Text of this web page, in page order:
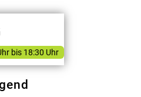
bis 18:30 Uhr